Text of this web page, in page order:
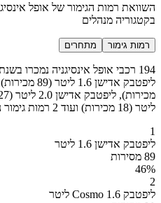
בקטגוריה מנהלים
רמות גימור מתחרים
ליטר (18 מכירות) ועוד 2 רמות גימור נוספות.
1
ליפטבק אדישן 1.6 ליטר
89 מסירות
46%
2
ליפטבק Cosmo 1.6 ליטר